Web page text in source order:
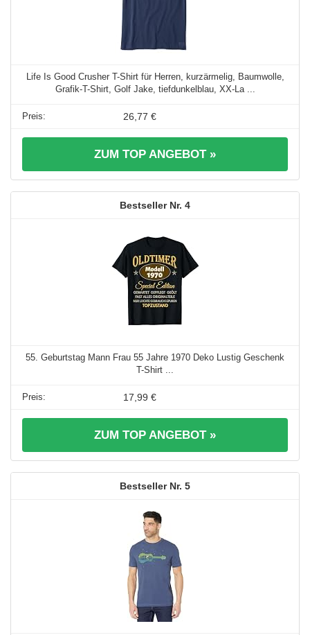
Life Is Good Crusher T-Shirt für Herren, kurzärmelig, Baumwolle,
Grafik-T-Shirt, Golf Jake, tiefdunkelblau, XX-La ...
26,77 €
ZUM TOP ANGEBOT »
4
55. Geburtstag Mann Frau 55 Jahre 1970 Deko Lustig Geschenk
T-Shirt ...
17,99 €
ZUM TOP ANGEBOT »
5